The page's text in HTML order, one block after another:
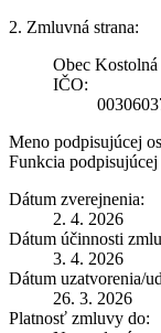
2. Zmluvná strana:
Obec
IČO:
Meno podpisujúcej
Funkcia podpisujúcej
Dátum zverejnenia:
2. 4. 2026
Dátum účinnosti
3. 4. 2026
Dátum uzatvorenia/
26. 3. 2026
Platnosť zmluvy do: